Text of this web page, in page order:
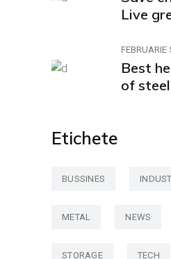
Live
FEBRUARIE
Best
of
Etichete
BUSSINES
METAL NEWS
STORAGE TECH